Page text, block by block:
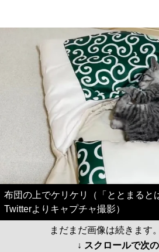
布団の上でケリケリ（「ととまると
Twitterよりキャプチャ撮影）
まだまだ画像は続きます
↓ スクロールで次